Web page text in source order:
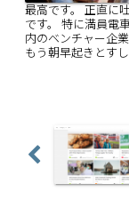
最高です。 正直に
です。 特に満員電
内のベンチャー企
もう朝早起きとす